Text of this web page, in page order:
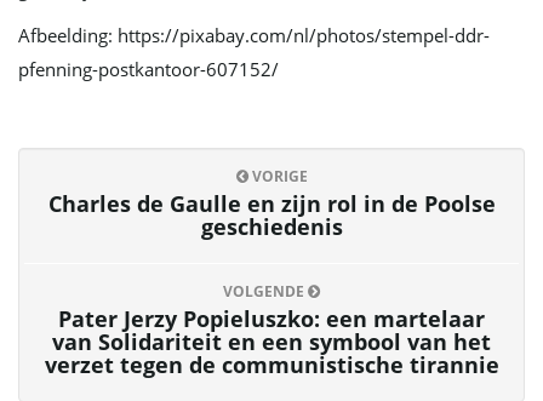
Afbeelding: https://pixabay.com/nl/photos/stempel-ddr-
pfenning-postkantoor-607152/
VORIGE
Charles de Gaulle en zijn rol in de Poolse
geschiedenis
VOLGENDE
Pater Jerzy Popieluszko: een martelaar
van Solidariteit en een symbool van het
verzet tegen de communistische tirannie